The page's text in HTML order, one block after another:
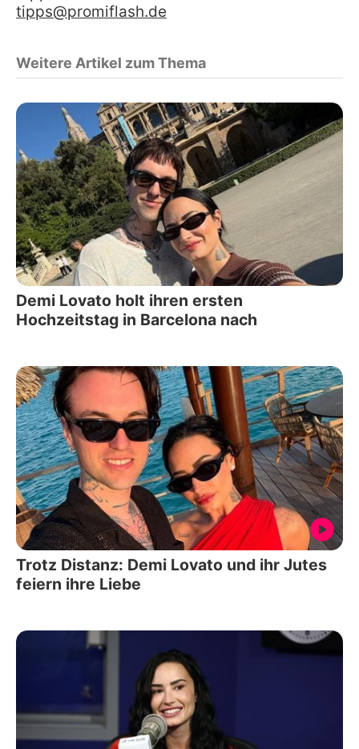
tipps@promiflash.de
Weitere Artikel zum Thema
Demi Lovato holt ihren ersten
Hochzeitstag in Barcelona nach
Trotz Distanz: Demi Lovato und ihr Jutes
feiern ihre Liebe